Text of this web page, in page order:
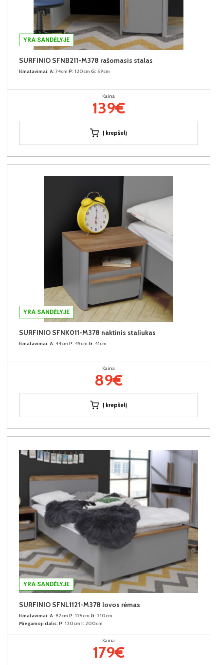
YRA SANDĖLYJE
SURFINIO SFNB211-M378 rašomasis stalas
Išmatavimai: A: 74cm P: 120cm G: 59cm
Kaina:
139€
Į krepšelį
YRA SANDĖLYJE
SURFINIO SFNK011-M378 naktinis staliukas
Išmatavimai: A: 44cm P: 49cm G: 41cm
Kaina:
89€
Į krepšelį
YRA SANDĖLYJE
SURFINIO SFNL1121-M378 lovos rėmas
Išmatavimai: A: 92cm P: 125cm G: 210cm
Miegamoji dalis: P: 120cm I: 200cm
Kaina:
179€